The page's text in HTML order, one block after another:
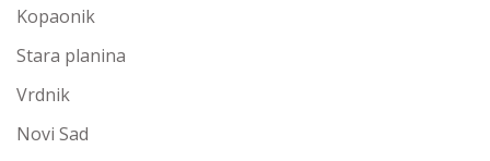
Kopaonik
Stara planina
Vrdnik
Novi Sad